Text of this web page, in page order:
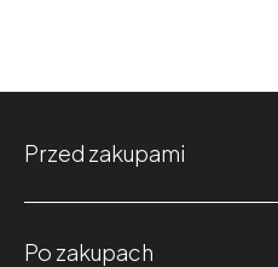
Przed zakupami
Po zakupach